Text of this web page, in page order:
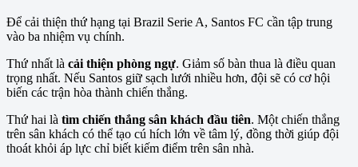
Để cải thiện thứ hạng tại Brazil Serie A, Santos FC cần tập trung
vào ba nhiệm vụ chính.
Thứ nhất là cải thiện phòng ngự. Giảm số bàn thua là điều quan
trọng nhất. Nếu Santos giữ sạch lưới nhiều hơn, đội sẽ có cơ hội
biến các trận hòa thành chiến thắng.
Thứ hai là tìm chiến thắng sân khách đầu tiên. Một chiến thắng
trên sân khách có thể tạo cú hích lớn về tâm lý, đồng thời giúp đội
thoát khỏi áp lực chỉ biết kiếm điểm trên sân nhà.